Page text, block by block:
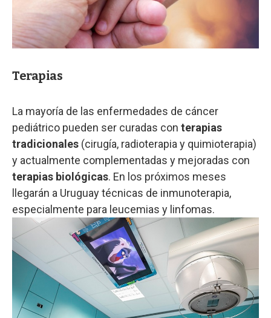
Terapias
La mayoría de las enfermedades de cáncer
pediátrico pueden ser curadas con terapias
tradicionales (cirugía, radioterapia y quimioterapia)
y actualmente complementadas y mejoradas con
terapias biológicas. En los próximos meses
llegarán a Uruguay técnicas de inmunoterapia,
especialmente para leucemias y linfomas.